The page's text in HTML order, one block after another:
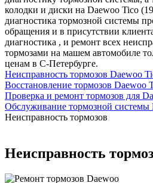
колодки и диски на Daewoo Tico
диагностика тормозной системы
обращения и в присутствии
диагностика , и ремонт всех
тормозами на машем автомобиле
ценам в С-Петербурге.
Неисправность тормозов Daewoo
Восстановление тормозов Daewoo
Проверка и ремонт тормозов для
Обслуживание тормозной системы
Неисправность тормозов
Неисправность